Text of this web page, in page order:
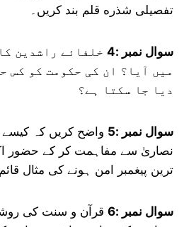
تفصیلی شذره قلم بند کریں۔
سوال نمبر :4
خلفائے راشدین
میں آیا؟ ان کی حکومت کو کس
دیا جا سکتا ہے؟
سوال نمبر :5
واضح کریں کہ کیسے
نصاریٰ سے مفاہمت کر کے حضور
ترین پیغمبر امن ہونے کی مثال
سوال نمبر :6
قرآن و سنت کی